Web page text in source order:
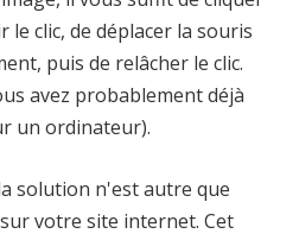
clic, de déplacer la souris
puis de relâcher le clic.
avez probablement déjà
un ordinateur).
solution n'est autre que
sur votre site internet. Cet